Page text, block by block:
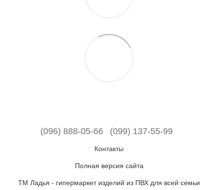
(096) 888-05-66 (099) 137-55-99
Контакты
Полная версия сайта
ТМ Ладья - гипермаркет изделий из ПВХ для всей семьи